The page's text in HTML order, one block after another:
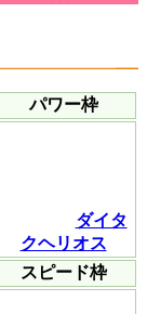
パワー枠
ダイタ
クヘリオス
スピード枠